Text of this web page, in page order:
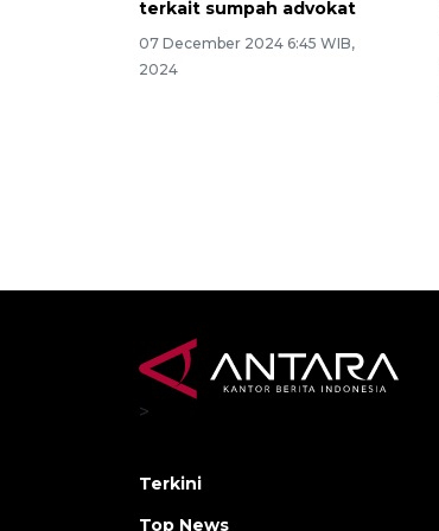
terkait sumpah advokat
07 December 2024 6:45 WIB,
2024
>
Terkini
Top News